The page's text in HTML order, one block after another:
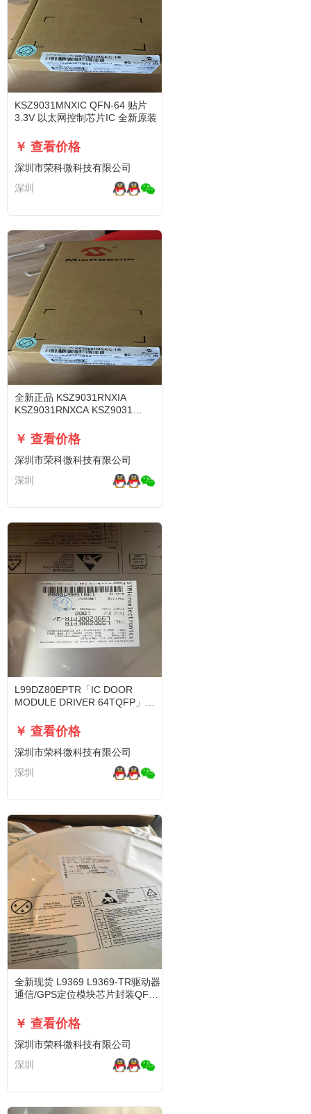
KSZ9031MNXIC QFN-64 贴片
3.3V 以太网控制芯片IC 全新原装
￥ 查看价格
深圳市荣科微科技有限公司
深圳
全新正品 KSZ9031RNXIA
KSZ9031RNXCA KSZ9031
￥ 查看价格
深圳市荣科微科技有限公司
深圳
L99DZ80EPTR「IC DOOR
MODULE DRIVER 64TQFP」芯
￥ 查看价格
深圳市荣科微科技有限公司
深圳
全新现货 L9369 L9369-TR驱动器
通信/GPS定位模块芯片封装QFP
￥ 查看价格
深圳市荣科微科技有限公司
深圳